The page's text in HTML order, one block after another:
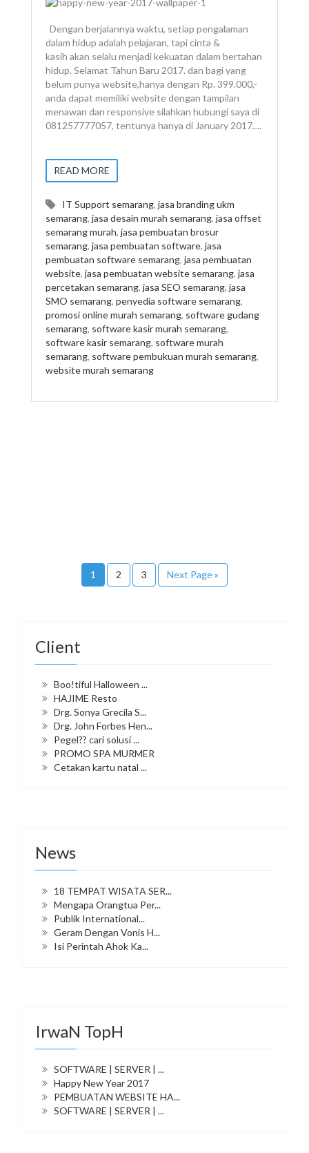
Dengan berjalannya waktu, setiap pengalaman
dalam hidup adalah pelajaran, tapi cinta &
kasih akan selalu menjadi kekuatan dalam bertahan
hidup. Selamat Tahun Baru 2017. dan bagi yang
belum punya website,hanya dengan Rp. 399.000,-
anda dapat memiliki website dengan tampilan
menawan dan responsive silahkan hubungi saya di
081257777057, tentunya hanya di January 2017….
READ MORE
IT Support semarang, jasa branding ukm
semarang, jasa desain murah semarang, jasa offset
semarang murah, jasa pembuatan brosur
semarang, jasa pembuatan software, jasa
pembuatan software semarang, jasa pembuatan
website, jasa pembuatan website semarang, jasa
percetakan semarang, jasa SEO semarang, jasa
SMO semarang, penyedia software semarang,
promosi online murah semarang, software gudang
semarang, software kasir murah semarang,
software kasir semarang, software murah
semarang, software pembukuan murah semarang,
website murah semarang
1 2 3 Next Page »
Client
Boo!tiful Halloween ...
HAJIME Resto
Drg. Sonya Grecila S...
Drg. John Forbes Hen...
Pegel?? cari solusi ...
PROMO SPA MURMER
Cetakan kartu natal ...
News
18 TEMPAT WISATA SER...
Mengapa Orangtua Per...
Publik International...
Geram Dengan Vonis H...
Isi Perintah Ahok Ka...
IrwaN TopH
SOFTWARE | SERVER | ...
Happy New Year 2017
PEMBUATAN WEBSITE HA...
SOFTWARE | SERVER | ...